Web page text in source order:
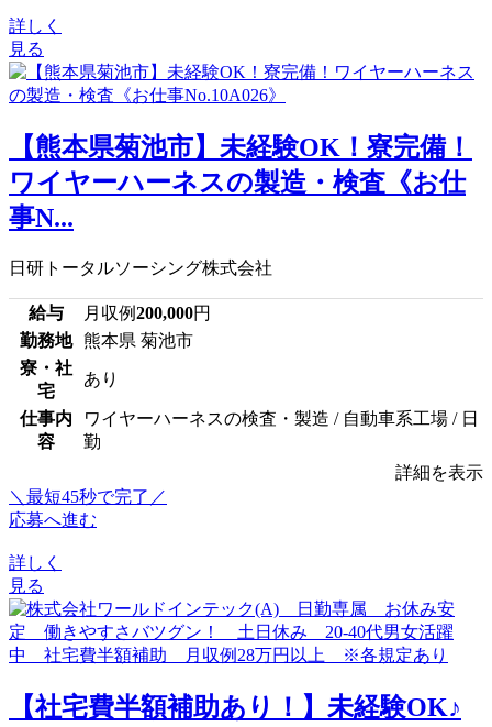
詳しく
見る
【熊本県菊池市】未経験OK！寮完備！
ワイヤーハーネスの製造・検査《お仕
事N...
日研トータルソーシング株式会社
給与 月収例200,000円
勤務地
熊本県 菊池市
寮・社
宅
あり
仕事内
容
ワイヤーハーネスの検査・製造 / 自動車系工場 / 日
勤
詳細を表示
＼最短45秒で完了／
応募へ進む
詳しく
見る
【社宅費半額補助あり！】未経験OK♪